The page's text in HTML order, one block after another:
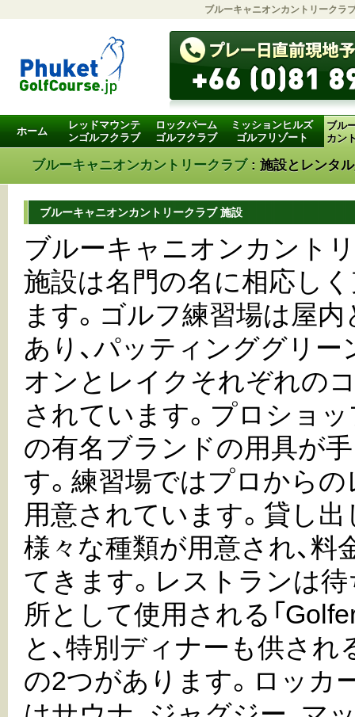
ブルーキャニオンカントリークラ
ホーム
レッドマウンテ
ンゴルフクラブ
ロックパーム
ゴルフクラブ
ミッションヒルズ
ゴルフリゾート
ブル
カン
ブルーキャニオンカントリークラブ: 施設とレンタ
ブルーキャニオンカントリークラブ 施設
ブルーキャニオンカント
施設は名門の名に相応し
ます。ゴルフ練習場は屋
あり、パッティンググリ
オンとレイクそれぞれの
されています。プロショ
の有名ブランドの用具が
す。練習場ではプロから
用意されています。貸し
様々な種類が用意され、料
てきます。レストランは
所として使用される「
と、特別ディナーも供され
の2つがあります。ロッカ